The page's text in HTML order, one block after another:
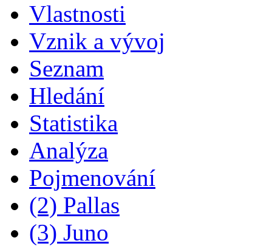
Vlastnosti
Vznik a vývoj
Seznam
Hledání
Statistika
Analýza
Pojmenování
(2) Pallas
(3) Juno